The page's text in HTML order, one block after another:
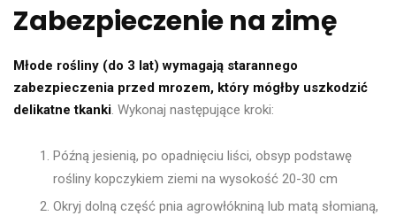
Zabezpieczenie na zimę
Młode rośliny (do 3 lat) wymagają starannego
zabezpieczenia przed mrozem, który mógłby uszkodzić
delikatne tkanki. Wykonaj następujące kroki:
Późną jesienią, po opadnięciu liści, obsyp podstawę
rośliny kopczykiem ziemi na wysokość 20-30 cm
Okryj dolną część pnia agrowłókniną lub matą słomianą,